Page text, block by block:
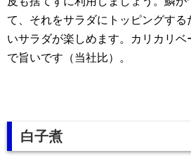
て、それをサラダにトッピングする
いサラダが楽しめます。カリカリ
で旨いです（当社比）。
白子煮